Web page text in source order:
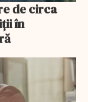
de circa
în